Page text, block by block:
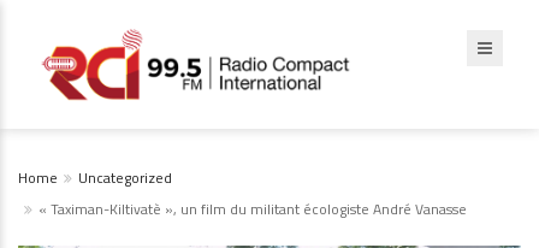
Home
Uncategorized
« Taximan-Kiltivatè », un film du militant écologiste André Vanasse